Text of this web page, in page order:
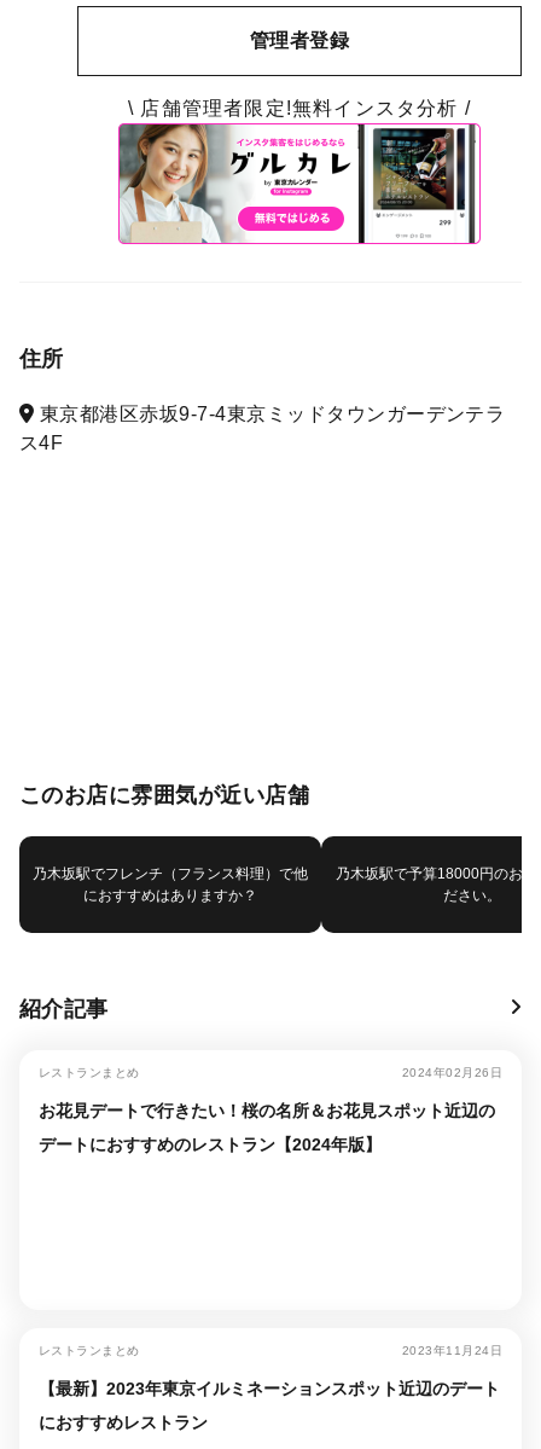
管理者登録
\ 店舗管理者限定!無料インスタ分析 /
住所
東京都港区赤坂9-7-4東京ミッドタウンガーデンテラ
ス4F
このお店に雰囲気が近い店舗
乃木坂駅でフレンチ（フランス料理）で他
におすすめはありますか？
乃木坂駅で予算18000円のお
ださい。
紹介記事
レストランまとめ 2024年02月26日
お花見デートで行きたい！桜の名所＆お花見スポット近辺の
デートにおすすめのレストラン【2024年版】
レストランまとめ 2023年11月24日
【最新】2023年東京イルミネーションスポット近辺のデート
におすすめレストラン